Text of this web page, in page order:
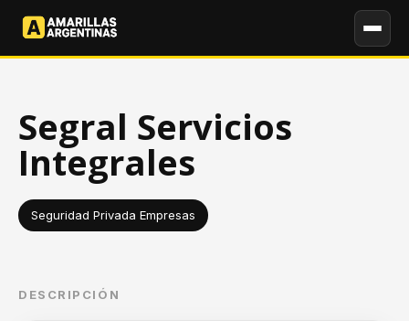
Segral Servicios
Integrales
Seguridad Privada Empresas
DESCRIPCIÓN